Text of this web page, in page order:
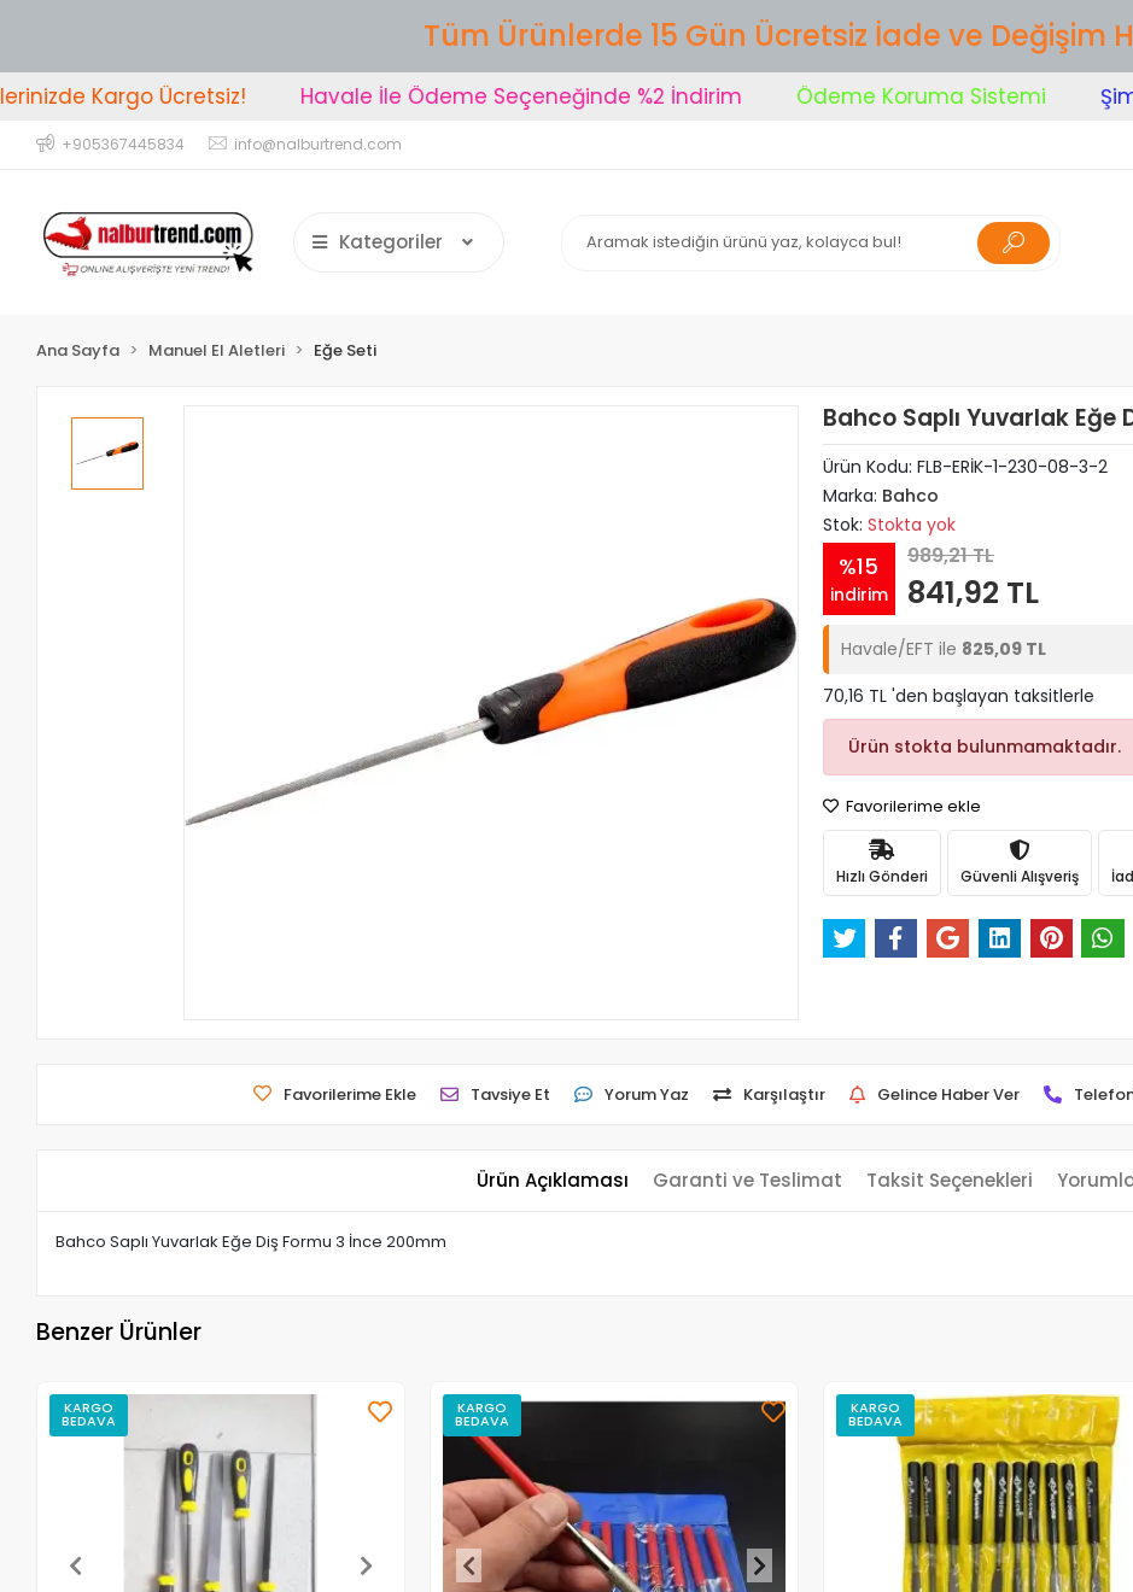
Tüm Ürünlerde 15 Gün Ücretsiz İade ve Değişim
Kargo Ücretsiz! Havale İle Ödeme Seçeneğinde %2 İndirim Ödeme Koruma Sistemi
+905367445834 info@nalburtrend.com
Kategoriler
Ana Sayfa Manuel El Aletleri Eğe Seti
Bahco Saplı Yuvarlak Eğe
Ürün Kodu: FLB-ERİK-1-230-08-3-2
Marka: Bahco
Stok: Stokta yok
%15
indirim
989,21 TL
841,92 TL
Havale/EFT ile 825,09 TL
70,16 TL 'den başlayan taksitlerle
Ürün stokta bulunmamaktadır.
Favorilerime ekle
Hızlı Gönderi Güvenli Alışveriş
Favorilerime Ekle Tavsiye Et Yorum Yaz Karşılaştır Gelince Haber Ver
Ürün Açıklaması Garanti ve Teslimat Taksit Seçenekleri
Bahco Saplı Yuvarlak Eğe Diş Formu 3 İnce 200mm
Benzer Ürünler
KARGO
BEDAVA
KARGO
BEDAVA
KARGO
BEDAVA